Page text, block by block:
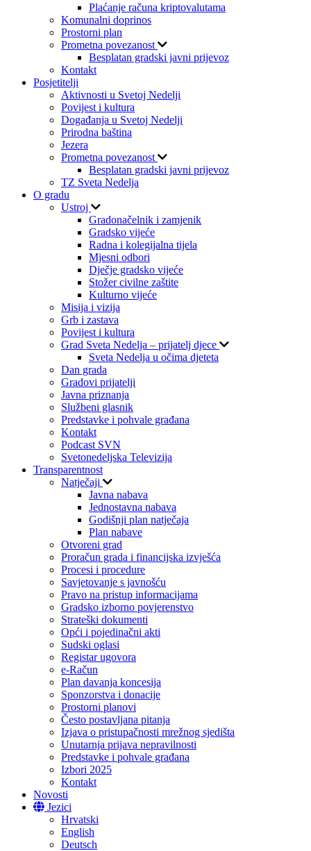
Plaćanje računa kriptovalutama
Komunalni doprinos
Prostorni plan
Prometna povezanost
Besplatan gradski javni prijevoz
Kontakt
Posjetitelji
Aktivnosti u Svetoj Nedelji
Povijest i kultura
Događanja u Svetoj Nedelji
Prirodna baština
Jezera
Prometna povezanost
Besplatan gradski javni prijevoz
TZ Sveta Nedelja
O gradu
Ustroj
Gradonačelnik i zamjenik
Gradsko vijeće
Radna i kolegijalna tijela
Mjesni odbori
Dječje gradsko vijeće
Stožer civilne zaštite
Kulturno vijeće
Misija i vizija
Grb i zastava
Povijest i kultura
Grad Sveta Nedelja – prijatelj djece
Sveta Nedelja u očima djeteta
Dan grada
Gradovi prijatelji
Javna priznanja
Službeni glasnik
Predstavke i pohvale građana
Kontakt
Podcast SVN
Svetonedeljska Televizija
Transparentnost
Natječaji
Javna nabava
Jednostavna nabava
Godišnji plan natječaja
Plan nabave
Otvoreni grad
Proračun grada i financijska izvješća
Procesi i procedure
Savjetovanje s javnošću
Pravo na pristup informacijama
Gradsko izborno povjerenstvo
Strateški dokumenti
Opći i pojedinačni akti
Sudski oglasi
Registar ugovora
e-Račun
Plan davanja koncesija
Sponzorstva i donacije
Prostorni planovi
Često postavljana pitanja
Izjava o pristupačnosti mrežnog sjedišta
Unutarnja prijava nepravilnosti
Predstavke i pohvale građana
Izbori 2025
Kontakt
Novosti
Jezici
Hrvatski
English
Deutsch